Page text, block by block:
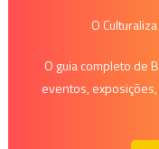
O
O guia completo de
eventos,